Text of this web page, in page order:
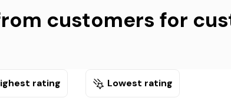
customers for
rating Lowest rating